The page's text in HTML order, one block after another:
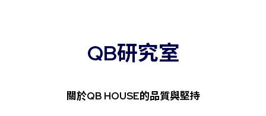
QB研究室
關於QB HOUSE的品質與堅持